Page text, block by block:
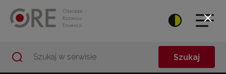
Szukaj